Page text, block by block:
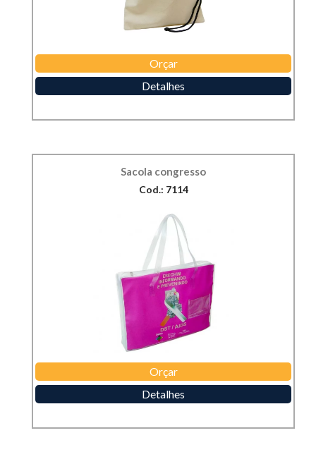
Orçar
Detalhes
Sacola congresso
Cod.: 7114
Orçar
Detalhes